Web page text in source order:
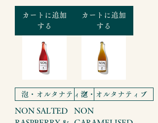
カートに追加
する
カートに追加
する
泡・オルタナティブ
NON SALTED
泡・オルタナティブ
NON